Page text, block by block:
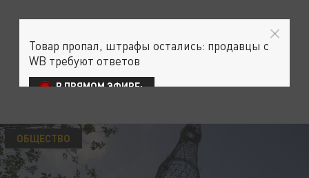
ОБЩЕСТВО
Товар пропал, штрафы остались: продавцы с
WB требуют ответов
В ПРЯМОМ ЭФИРЕ: